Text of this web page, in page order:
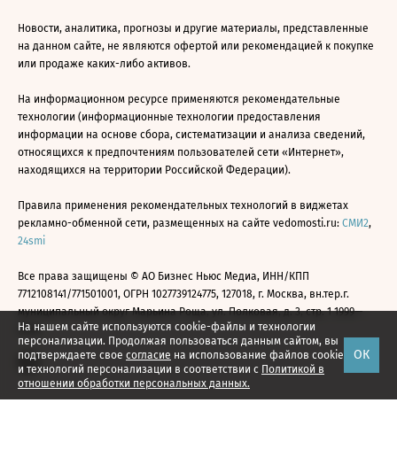
На нашем сайте используются cookie-файлы и технологии
персонализации. Продолжая пользоваться данным сайтом, вы
подтверждаете свое согласие на использование файлов cookie
и технологий персонализации в соответствии с Политикой в
отношении обработки персональных данных.
ОК
Новости, аналитика, прогнозы и другие материалы, представленные
на данном сайте, не являются офертой или рекомендацией к покупке
или продаже каких-либо активов.
На информационном ресурсе применяются рекомендательные
технологии (информационные технологии предоставления
информации на основе сбора, систематизации и анализа сведений,
относящихся к предпочтениям пользователей сети «Интернет»,
находящихся на территории Российской Федерации).
Правила применения рекомендательных технологий в виджетах
рекламно-обменной сети, размещенных на сайте vedomosti.ru: СМИ2,
24smi
Все права защищены © АО Бизнес Ньюс Медиа, ИНН/КПП
7712108141/771501001, ОГРН 1027739124775, 127018, г. Москва, вн.тер.г.
муниципальный округ Марьина Роща, ул. Полковая, д. 3, стр. 1 1999—
2026